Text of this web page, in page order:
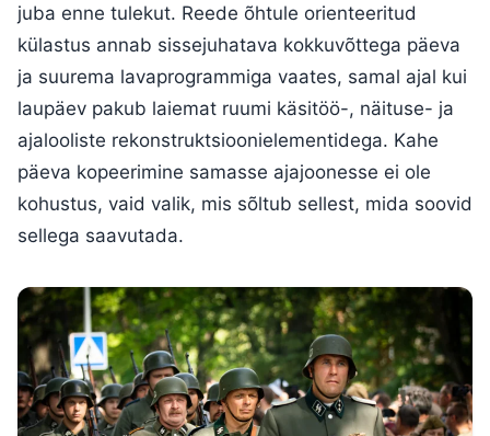
juba enne tulekut. Reede õhtule orienteeritud
külastus annab sissejuhatava kokkuvõttega päeva
ja suurema lavaprogrammiga vaates, samal ajal kui
laupäev pakub laiemat ruumi käsitöö-, näituse- ja
ajalooliste rekonstruktsioonielementidega. Kahe
päeva kopeerimine samasse ajajoonesse ei ole
kohustus, vaid valik, mis sõltub sellest, mida soovid
sellega saavutada.